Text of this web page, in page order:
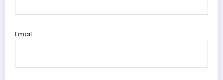
Email